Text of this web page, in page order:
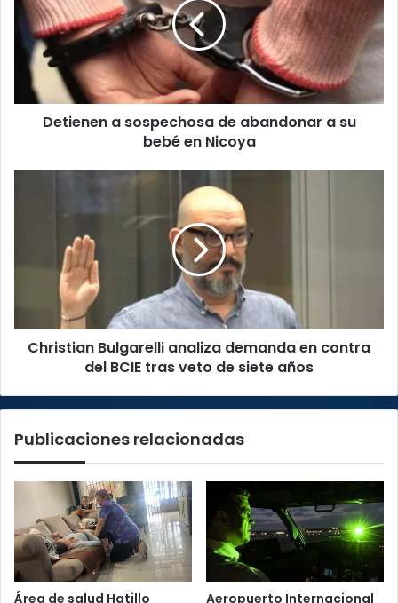
de
abandonar
en
NicoyaDetienen a sospechosa de abandonar a su
bebé en Nicoya
tras
vetoChristian Bulgarelli analiza demanda en contra
del BCIE tras veto de siete años
Publicaciones relacionadas
Área de salud Hatillo Aeropuerto Internacional